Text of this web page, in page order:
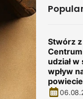
Stwórz z
udział
wpływ